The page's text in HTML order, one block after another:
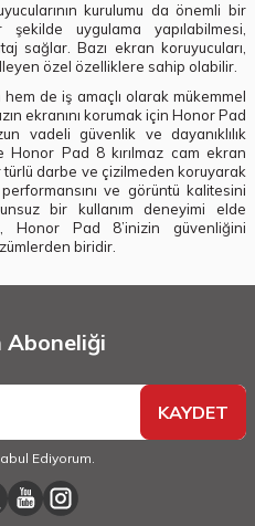
kurulumu da önemli bir
uygulama yapılabilmesi,
sağlar. Bazı ekran koruyucuları,
özel özelliklere sahip olabilir.
de iş amaçlı olarak mükemmel
ekranını korumak için Honor Pad
vadeli güvenlik ve dayanıklılık
Honor Pad 8 kırılmaz cam ekran
darbe ve çizilmeden koruyarak
ve görüntü kalitesini
bir kullanım deneyimi elde
Honor Pad 8’inizin güvenliğini
biridir.
Aboneliği
KAYDET
Ediyorum.